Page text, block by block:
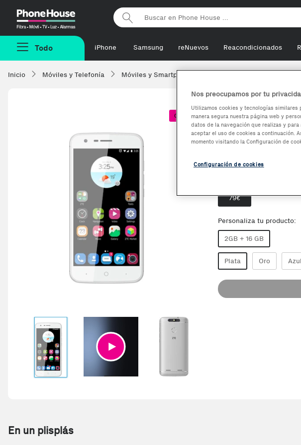
Phonehouse
Todo iPhone Samsung reNuevos Reacondicionados
Inicio Móviles y Telefonía Móviles y Smartphones
ZTE Blade
Coste + 1€
79
79€
Personaliza tu producto:
2GB + 16 GB
Plata Oro Azul
En un plisplás
Nos preocupamos por tu
Utilizamos cookies y tecnologías
manera segura nuestra página web y
datos de la navegación que realizas y
aceptar el uso de cookies a continuación.
momento visitando la Configuración de
Configuración de cookies